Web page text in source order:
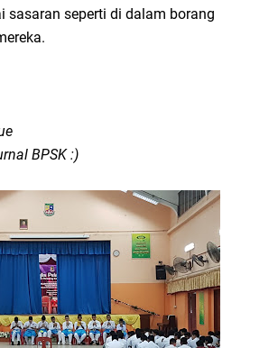
sasaran seperti di dalam borang
BPSK :)